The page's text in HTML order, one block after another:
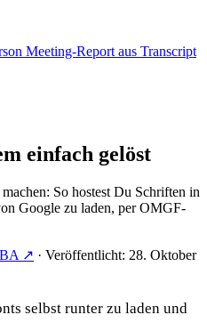
Meeting-Report aus Transcript
einfach gelöst
So hostest Du Schriften in
Google zu laden, per OMGF-
↗ · Veröffentlicht: 28. Oktober
selbst runter zu laden und